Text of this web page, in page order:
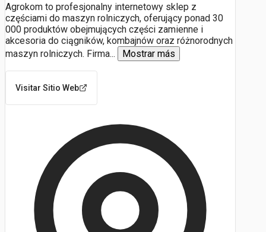
Agrokom to profesjonalny internetowy sklep z
częściami do maszyn rolniczych, oferujący ponad 30
000 produktów obejmujących części zamienne i
akcesoria do ciągników, kombajnów oraz różnorodnych
maszyn rolniczych. Firma... Mostrar más
Visitar Sitio Web